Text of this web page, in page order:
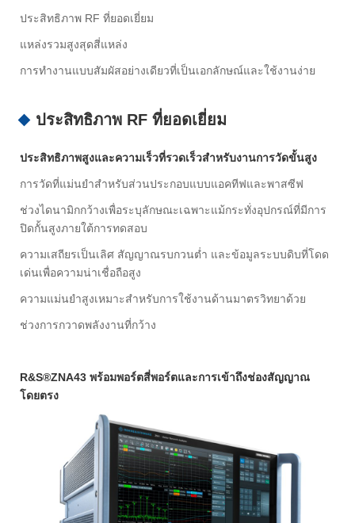
ประสิทธิภาพ RF ที่ยอดเยี่ยม
แหล่งรวมสูงสุดสี่แหล่ง
การทำงานแบบสัมผัสอย่างเดียวที่เป็นเอกลักษณ์และใช้งานง่าย
ประสิทธิภาพ RF ที่ยอดเยี่ยม
ประสิทธิภาพสูงและความเร็วที่รวดเร็วสำหรับงานการวัดขั้นสูง
การวัดที่แม่นยำสำหรับส่วนประกอบแบบแอคทีฟและพาสซีฟ
ช่วงไดนามิกกว้างเพื่อระบุลักษณะเฉพาะแม้กระทั่งอุปกรณ์ที่มีการ
ปิดกั้นสูงภายใต้การทดสอบ
ความเสถียรเป็นเลิศ สัญญาณรบกวนต่ำ และข้อมูลระบบดิบที่โดด
เด่นเพื่อความน่าเชื่อถือสูง
ความแม่นยำสูงเหมาะสำหรับการใช้งานด้านมาตรวิทยาด้วย
ช่วงการกวาดพลังงานที่กว้าง
R&S®ZNA43 พร้อมพอร์ตสี่พอร์ตและการเข้าถึงช่องสัญญาณ
โดยตรง